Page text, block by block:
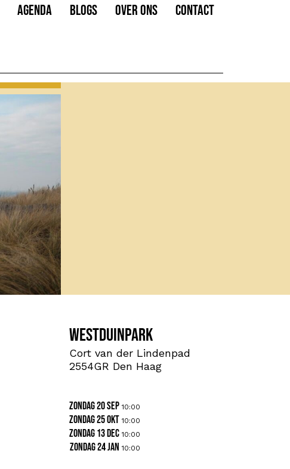
AGENDA BLOGS OVER ONS CONTACT
Westduinpark
Cort van der Lindenpad
2554GR Den Haag
zondag 20 sep 10:00
zondag 25 okt 10:00
zondag 13 dec 10:00
zondag 24 jan 10:00